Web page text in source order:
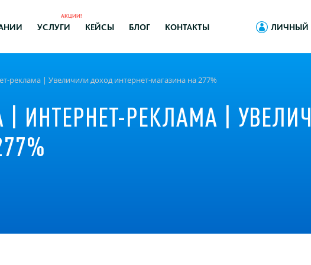
УСЛУГИ
АКЦИИ!
КЕЙСЫ БЛОГ КОНТАКТЫ ЛИЧНЫЙ
реклама | Увеличили доход интернет-магазина на 277%
ИНТЕРНЕТ-РЕКЛАМА |